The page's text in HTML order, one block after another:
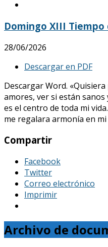
Domingo XIII Tiempo
28/06/2026
Descargar en PDF
Descargar Word.
amores, ver si están sanos
es el centro de toda mi
me regalara armonía en
Compartir
Facebook
Twitter
Correo electrónico
Imprimir
Archivo de